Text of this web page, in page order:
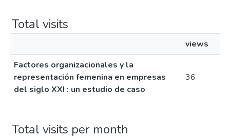
Total visits
views
Factores organizacionales y la
representación femenina en empresas
del siglo XXI : un estudio de caso
36
Total visits per month